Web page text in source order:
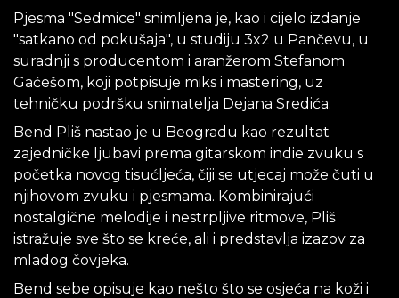
Pjesma "Sedmice" snimljena je, kao i cijelo izdanje
"satkano od pokušaja", u studiju 3x2 u Pančevu, u
suradnji s producentom i aranžerom Stefanom
Gaćešom, koji potpisuje miks i mastering, uz
tehničku podršku snimatelja Dejana Sredića.
Bend Pliš nastao je u Beogradu kao rezultat
zajedničke ljubavi prema gitarskom indie zvuku s
početka novog tisućljeća, čiji se utjecaj može čuti u
njihovom zvuku i pjesmama. Kombinirajući
nostalgične melodije i nestrpljive ritmove, Pliš
istražuje sve što se kreće, ali i predstavlja izazov za
mladog čovjeka.
Bend sebe opisuje kao nešto što se osjeća na koži i